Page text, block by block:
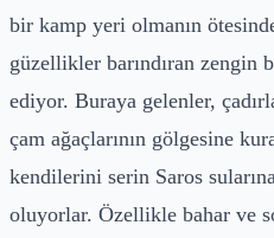
bir kamp yeri olmanın
güzellikler barındıran zengin
ediyor. Buraya gelenler,
çam ağaçlarının gölgesine
kendilerini serin Saros
oluyorlar. Özellikle bahar ve